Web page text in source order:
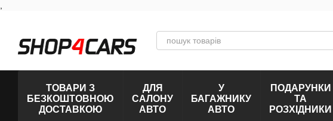
ТОВАРИ З
БЕЗКОШТОВНОЮ
ДОСТАВКОЮ
ДЛЯ
САЛОНУ
АВТО
У
БАГАЖНИКУ
АВТО
ПОДАРУНКИ
ТА
РОЗХІДНИКИ